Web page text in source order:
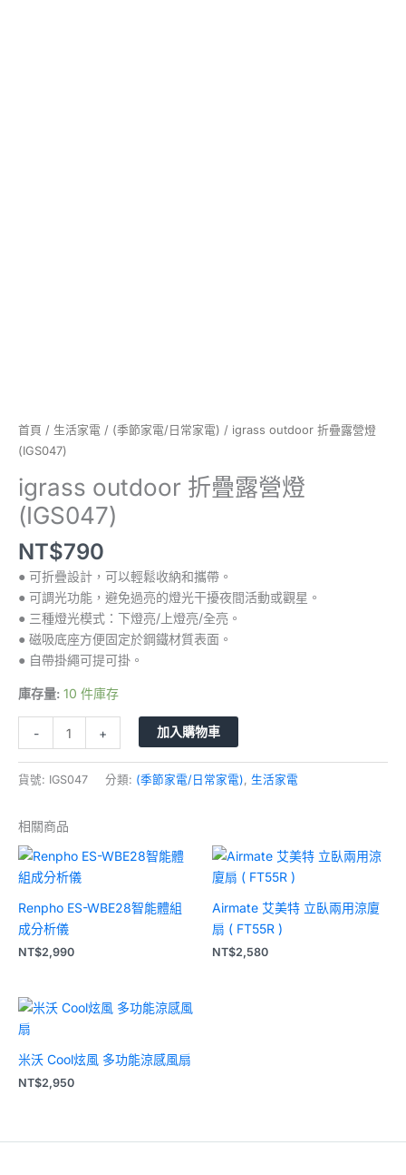
首頁 / 生活家電 / (季節家電/日常家電) / igrass outdoor 折疊露營燈
(IGS047)
igrass outdoor 折疊露營燈
(IGS047)
NT$790
● 可折疊設計，可以輕鬆收納和攜帶。
● 可調光功能，避免過亮的燈光干擾夜間活動或觀星。
● 三種燈光模式：下燈亮/上燈亮/全亮。
● 磁吸底座方便固定於鋼鐵材質表面。
● 自帶掛繩可提可掛。
庫存量: 10 件庫存
- + 加入購物車
貨號: IGS047 分類: (季節家電/日常家電) 生活家電
相關商品
Renpho ES-WBE28智能體組
成分析儀
NT$2,990
Airmate 艾美特 立臥兩用涼廈
扇 ( FT55R )
NT$2,580
米沃 Cool炫風 多功能涼感風扇
NT$2,950